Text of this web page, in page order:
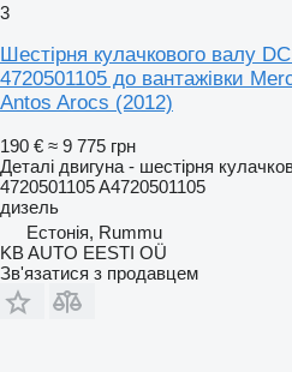
3
Шестірня кулачкового валу
4720501105 до вантажівки
Antos Arocs (2012)
190 € ≈ 9 775 грн
Деталі двигуна - шестірня
4720501105 A4720501105
дизель
Естонія, Rummu
KB AUTO EESTI OÜ
Зв'язатися з продавцем